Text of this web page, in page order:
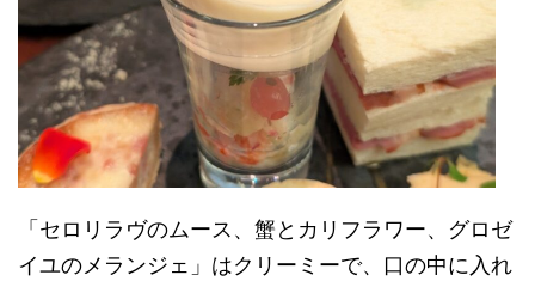
「セロリラヴのムース、蟹とカリフラワー、グロゼ
イユのメランジェ」はクリーミーで、口の中に入れ